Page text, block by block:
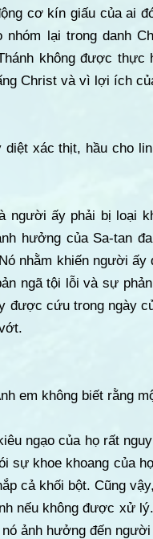
cơ kín giấu của ai
lại trong danh
không được
Christ và vì lợi ích
xác thịt, hầu cho
người ấy phải bị loại
hưởng của Sa-tan
nhằm khiến người
ngã tội lỗi và sự
cứu trong ngày
em không biết rằng
ngạo của họ rất
sự khoe khoang của
cả khối bột. Cũng
nếu không được xử
ảnh hưởng đến